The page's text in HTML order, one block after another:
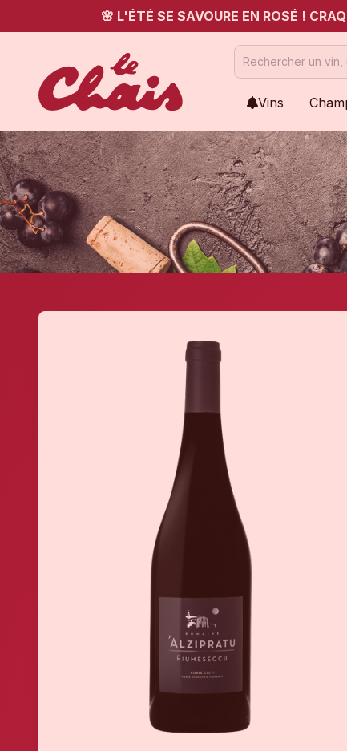
🌸 L'ÉTÉ SE SAVOURE EN ROSÉ !
Vins